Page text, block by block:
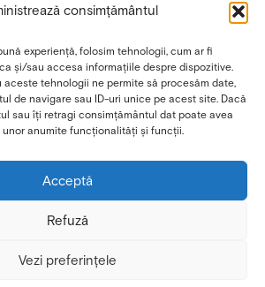
consimțământul
experiență, folosim tehnologii, cum ar fi
și/sau accesa informațiile despre dispozitive.
tehnologii ne permite să procesăm date,
de navigare sau ID-uri unice pe acest site. Dacă
sau îți retragi consimțământul dat poate avea
anumite funcționalități și funcții.
Acceptă
Refuză
Vezi preferințele
material nu reprezintă în mod
oficială a Uniunii Europene sau a
Acest disclaimer nu se aplică
ale Ministerului Investițiilor și
și ale coordonatorilor de